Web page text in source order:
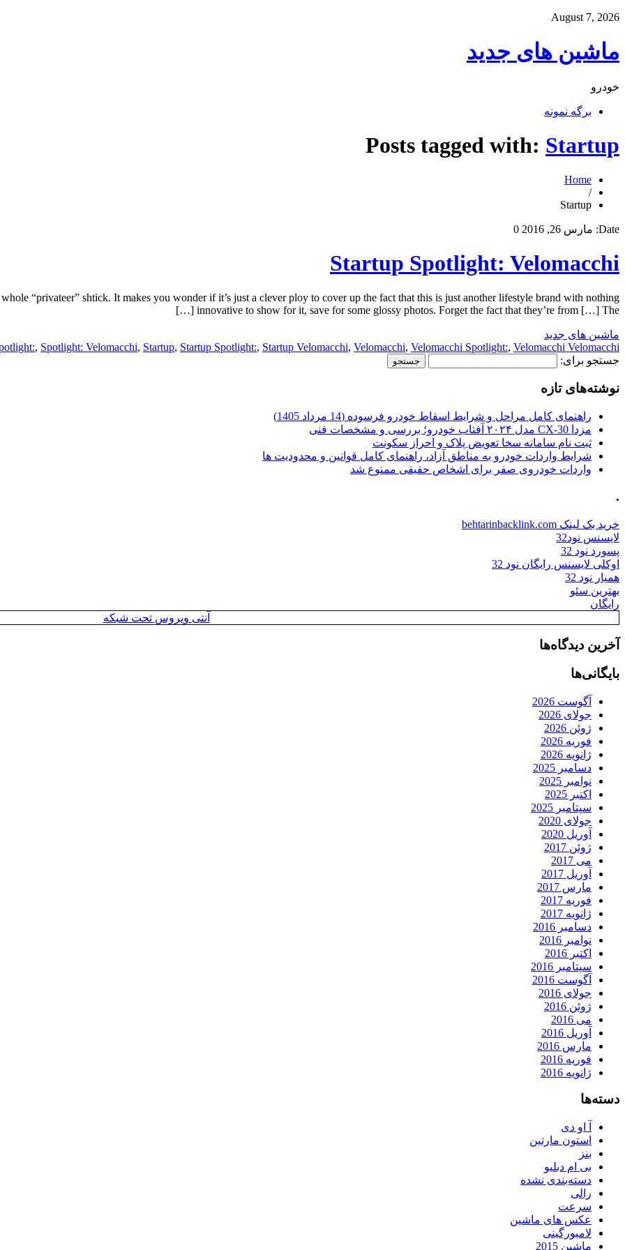
August 7, 2026
ماشین های جدید
خودرو
برگه نمونه
Posts tagged with: Startup
Home
/
Startup
Date: مارس 26, 2016 0
Startup Spotlight: Velomacchi
“privateer” shtick. It makes you wonder if it’s just a clever ploy to cover up the fact that this is just another lifestyle brand with nothing
innovative to show for it, save for some glossy photos. Forget the fact that they’re from […] The […]
ماشین های جدید
, Spotlight: Velomacchi, Startup, Startup Spotlight:, Startup Velomacchi, Velomacchi, Velomacchi Spotlight:, Velomacchi Velomacchi
جستجو برای:
نوشته‌های تازه
راهنمای کامل مراحل و شرایط اسقاط خودرو فرسوده (14 مرداد 1405)
مزدا CX-30 مدل ۲۰۲۴ آفتاب خودرو؛ بررسی و مشخصات فنی
ثبت نام سامانه سخا تعویض پلاک و احراز سکونت
شرایط واردات خودرو به مناطق آزاد، راهنمای کامل قوانین و محدودیت ها
واردات خودروی صفر برای اشخاص حقیقی ممنوع شد
.
خرید بک لینک behtarinbacklink.com
لایسنس نود32
پسورد نود 32
اوکلی لایسنس رایگان نود 32
همیار نود 32
بهترین سئو
رایگان
آنتی ویروس تحت شبکه
آخرین دیدگاه‌ها
بایگانی‌ها
آگوست 2026
جولای 2026
ژوئن 2026
فوریه 2026
ژانویه 2026
دسامبر 2025
نوامبر 2025
اکتبر 2025
سپتامبر 2025
جولای 2020
آوریل 2020
ژوئن 2017
می 2017
آوریل 2017
مارس 2017
فوریه 2017
ژانویه 2017
دسامبر 2016
نوامبر 2016
اکتبر 2016
سپتامبر 2016
آگوست 2016
جولای 2016
ژوئن 2016
می 2016
آوریل 2016
مارس 2016
فوریه 2016
ژانویه 2016
دسته‌ها
آ او دی
استون مارتین
بنز
بی ام دبلیو
دسته‌بندی نشده
رالی
سرعت
عکس های ماشین
لامبورگینی
ماشین 2015